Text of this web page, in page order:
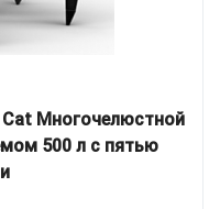
Многочелюстной
500 л с пятью